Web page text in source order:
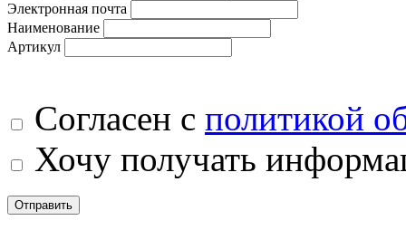
Электронная почта
Наименование
Артикул
Согласен с политикой
Хочу получать
Отправить